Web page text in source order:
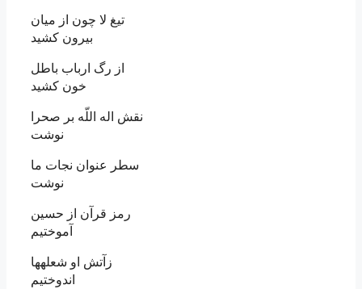
تيغ لا چون از ميان
بيرون كشيد
از رگ ارباب باطل
خون كشيد
نقش اله اللّه بر صحرا
نوشت‏
سطر عنوان نجات ما
نوشت‏
رمز قرآن از حسين
آموختيم
زآتش او شعله‏ها
اندوختيم‏